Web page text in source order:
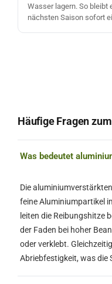
Wasser lagern. So bleibt
nächsten Saison sofort
Häufige Fragen
Was bedeutet
Die
feine Aluminiumpartikel
leiten die Reibungshitze
der Faden bei hoher
oder verklebt.
Abriebfestigkeit, was die